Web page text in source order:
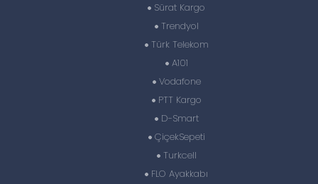
Sürat Kargo
Trendyol
Türk Telekom
A101
Vodafone
PTT Kargo
D-Smart
ÇiçekSepeti
Turkcell
FLO Ayakkabı